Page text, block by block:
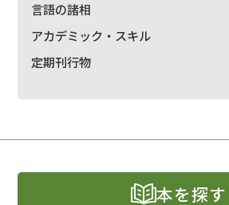
言語の諸相
アカデミック・スキル
定期刊行物
本を探す